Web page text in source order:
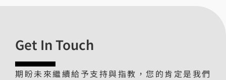
Get In Touch
期盼未來繼續給予支持與指教，您的肯定是我們